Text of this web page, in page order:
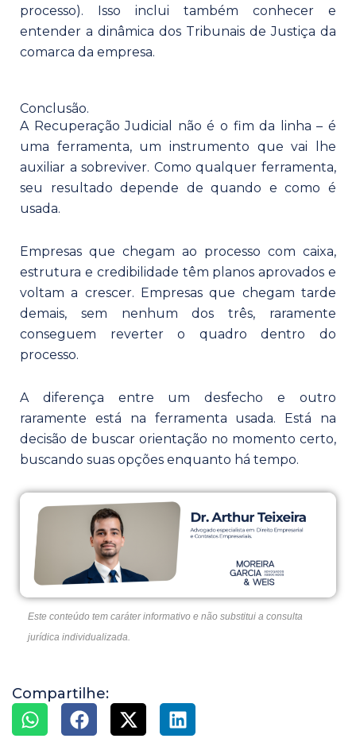
processo). Isso inclui também conhecer e
entender a dinâmica dos Tribunais de Justiça da
comarca da empresa.
Conclusão.
A Recuperação Judicial não é o fim da linha – é
uma ferramenta, um instrumento que vai lhe
auxiliar a sobreviver. Como qualquer ferramenta,
seu resultado depende de quando e como é
usada.
Empresas que chegam ao processo com caixa,
estrutura e credibilidade têm planos aprovados e
voltam a crescer. Empresas que chegam tarde
demais, sem nenhum dos três, raramente
conseguem reverter o quadro dentro do
processo.
A diferença entre um desfecho e outro
raramente está na ferramenta usada. Está na
decisão de buscar orientação no momento certo,
buscando suas opções enquanto há tempo.
Este conteúdo tem caráter informativo e não substitui a consulta
jurídica individualizada.
Compartilhe: